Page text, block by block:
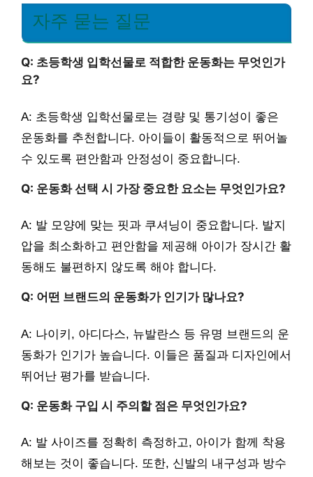
자주 묻는 질문
Q: 초등학생 입학선물로 적합한 운동화는 무엇인가
요?
A: 초등학생 입학선물로는 경량 및 통기성이 좋은
운동화를 추천합니다. 아이들이 활동적으로 뛰어놀
수 있도록 편안함과 안정성이 중요합니다.
Q: 운동화 선택 시 가장 중요한 요소는 무엇인가요?
A: 발 모양에 맞는 핏과 쿠셔닝이 중요합니다. 발지
압을 최소화하고 편안함을 제공해 아이가 장시간 활
동해도 불편하지 않도록 해야 합니다.
Q: 어떤 브랜드의 운동화가 인기가 많나요?
A: 나이키, 아디다스, 뉴발란스 등 유명 브랜드의 운
동화가 인기가 높습니다. 이들은 품질과 디자인에서
뛰어난 평가를 받습니다.
Q: 운동화 구입 시 주의할 점은 무엇인가요?
A: 발 사이즈를 정확히 측정하고, 아이가 함께 착용
해보는 것이 좋습니다. 또한, 신발의 내구성과 방수